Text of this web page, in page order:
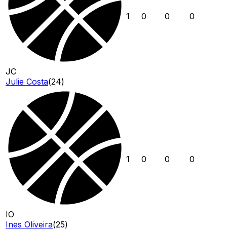
JC
Julie Costa(24)
1 0 0 0
IO
Ines Oliveira(25)
1 0 0 0